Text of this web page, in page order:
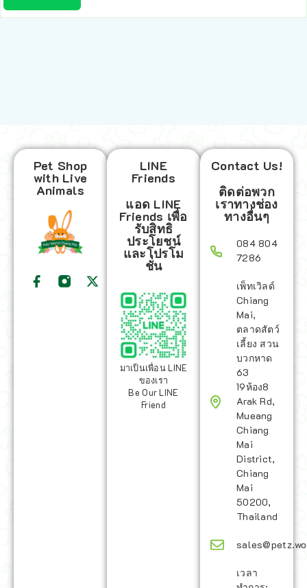
Pet Shop
with Live
Animals
LINE
Friends
แอด LINE
Friends เพื่อ
รับสิทธิ
ประโยชน์
และโปรโม
ชั่น
มาเป็นเพื่อน LINE
ของเรา
Be Our LINE
Friend
Contact Us!
ติดต่อพวก
เราทางช่อง
ทางอื่นๆ
084 804
7286
เพ็ทเวิลด์
Chiang
Mai,
ตลาดสัตว์
เลี้ยง สวน
บวกหาด
63
19ห้อง8
Arak Rd,
Mueang
Chiang
Mai
District,
Chiang
Mai
50200,
Thailand
เวลา